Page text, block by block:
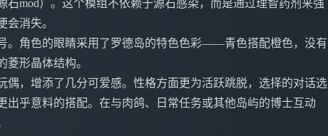
石mod）。这个模组不依赖于源石感染，而是通过理智药剂来强
会消失。
。角色的眼睛采用了罗德岛的特色色彩——青色搭配橙色，没有
菱形晶体结构。
偶，增添了几分可爱感。性格方面更为活跃跳脱，选择的对话选
出乎意料的搭配。在与肉鸽、日常任务或其他岛屿的博士互动